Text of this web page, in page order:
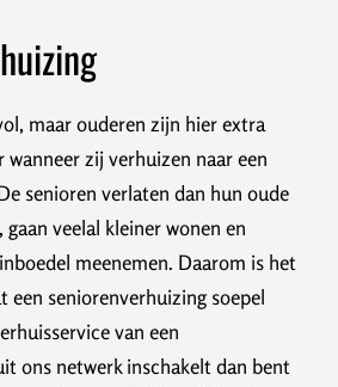
maar ouderen zijn hier extra
wanneer zij verhuizen naar een
senioren verlaten dan hun oude
veelal kleiner wonen en
meenemen. Daarom is het
een seniorenverhuizing soepel
van een
ons netwerk inschakelt dan bent